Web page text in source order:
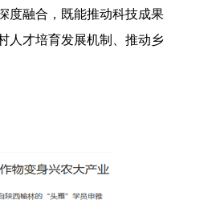
度融合，既能推动科技成果
人才培育发展机制、推动乡